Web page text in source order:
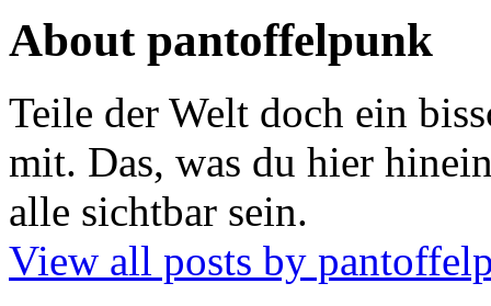
About pantoffelpunk
Teile der Welt doch ein
mit. Das, was du hier
alle sichtbar sein.
View all posts by